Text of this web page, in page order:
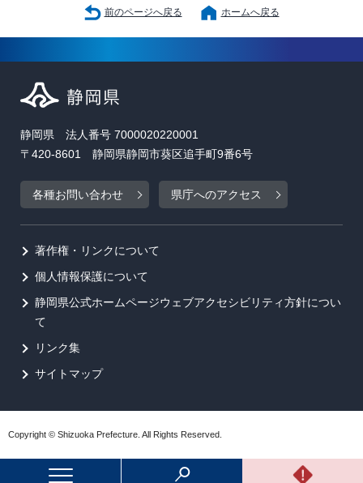
前のページへ戻る ホームへ戻る
静岡県 法人番号 7000020220001
〒420-8601 静岡県静岡市葵区追手町9番6号
各種お問い合わせ 県庁へのアクセス
著作権・リンクについて
個人情報保護について
静岡県公式ホームページウェブアクセシビリティ方針につい
て
リンク集
サイトマップ
Copyright © Shizuoka Prefecture. All Rights Reserved.